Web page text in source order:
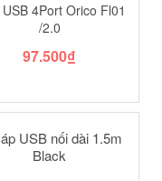
USB 4Port Orico Fl01
/2.0
97.500₫